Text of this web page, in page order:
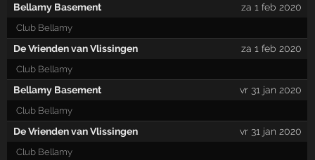
Bellamy Basement za 1 feb 2020
Club Bellamy
De Vrienden van Vlissingen za 1 feb 2020
Club Bellamy
Bellamy Basement vr 31 jan 2020
Club Bellamy
De Vrienden van Vlissingen vr 31 jan 2020
Club Bellamy